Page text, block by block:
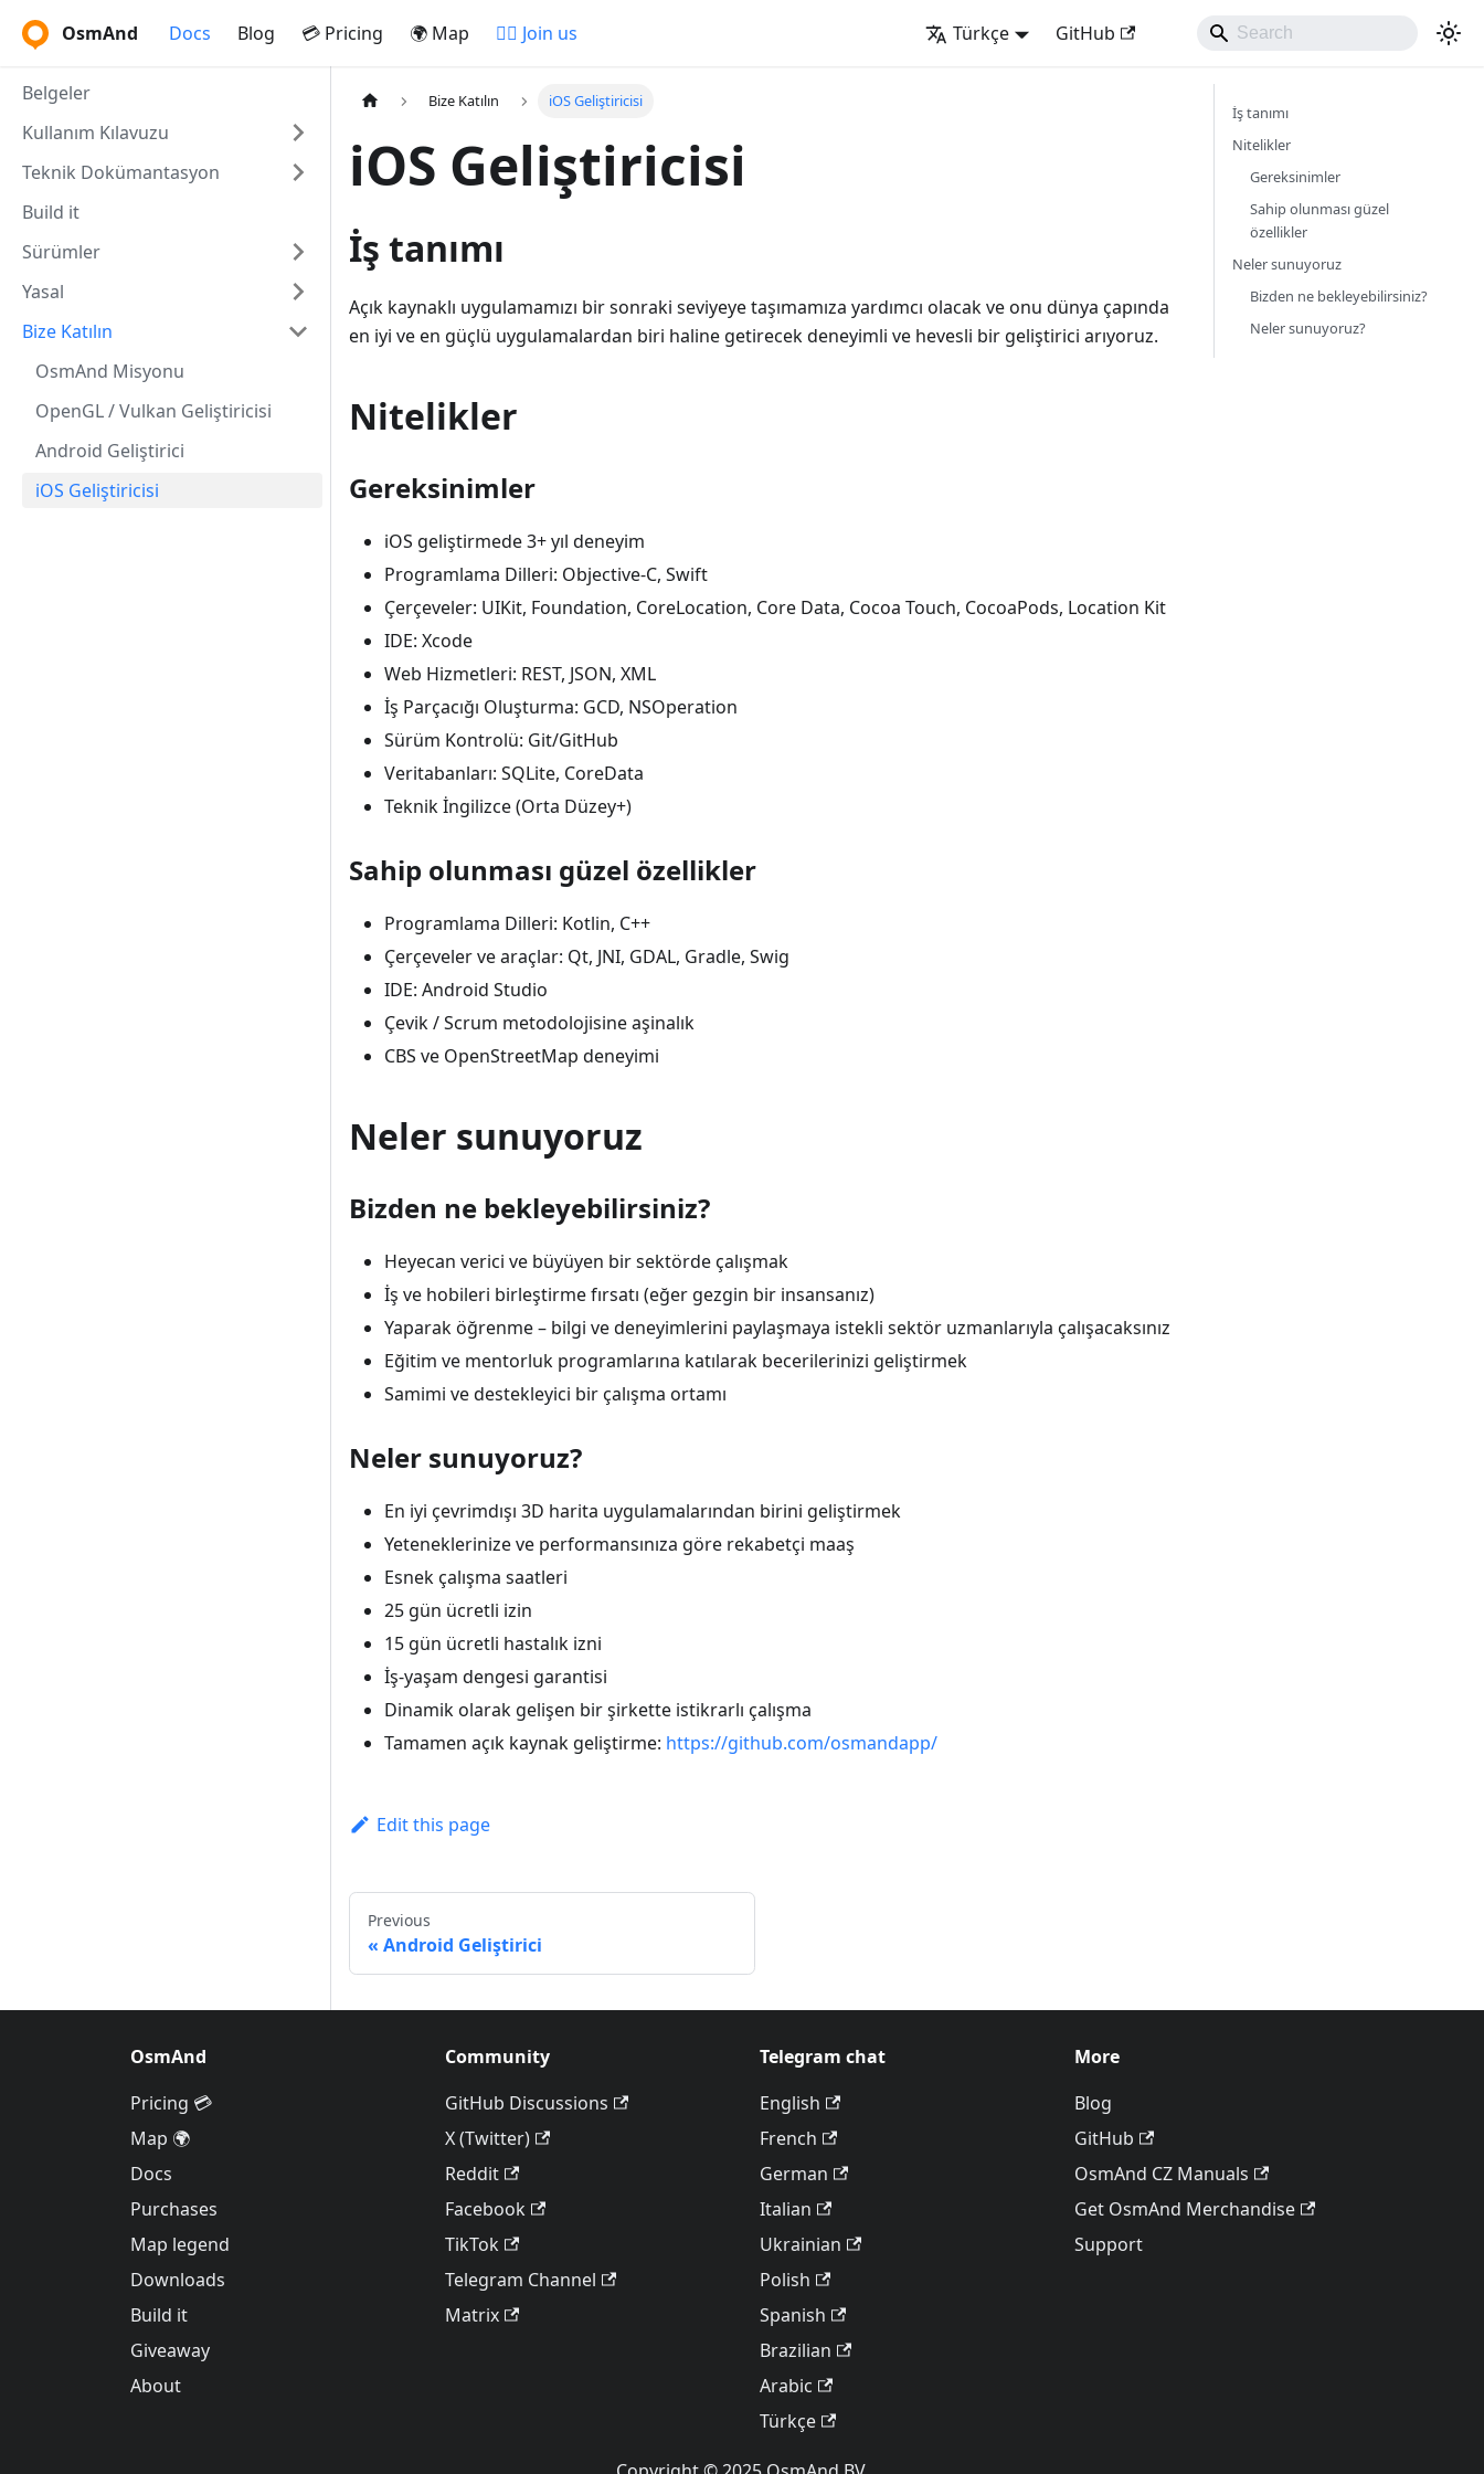
OsmAnd Docs Blog 💳 Pricing 🌍 Map 🚵‍♂️ Join us Türkçe GitHub
Belgeler
Kullanım Kılavuzu
Teknik Dokümantasyon
Build it
Sürümler
Yasal
Bize Katılın
OsmAnd Misyonu
OpenGL / Vulkan Geliştiricisi
Android Geliştirici
iOS Geliştiricisi
Bize Katılın iOS Geliştiricisi
iOS Geliştiricisi
İş tanımı
Açık kaynaklı uygulamamızı bir sonraki seviyeye taşımamıza yardımcı olacak ve onu dünya çapında
en iyi ve en güçlü uygulamalardan biri haline getirecek deneyimli ve hevesli bir geliştirici arıyoruz.
Nitelikler
Gereksinimler
iOS geliştirmede 3+ yıl deneyim
Programlama Dilleri: Objective-C, Swift
Çerçeveler: UIKit, Foundation, CoreLocation, Core Data, Cocoa Touch, CocoaPods, Location Kit
IDE: Xcode
Web Hizmetleri: REST, JSON, XML
İş Parçacığı Oluşturma: GCD, NSOperation
Sürüm Kontrolü: Git/GitHub
Veritabanları: SQLite, CoreData
Teknik İngilizce (Orta Düzey+)
Sahip olunması güzel özellikler
Programlama Dilleri: Kotlin, C++
Çerçeveler ve araçlar: Qt, JNI, GDAL, Gradle, Swig
IDE: Android Studio
Çevik / Scrum metodolojisine aşinalık
CBS ve OpenStreetMap deneyimi
Neler sunuyoruz
Bizden ne bekleyebilirsiniz?
Heyecan verici ve büyüyen bir sektörde çalışmak
İş ve hobileri birleştirme fırsatı (eğer gezgin bir insansanız)
Yaparak öğrenme – bilgi ve deneyimlerini paylaşmaya istekli sektör uzmanlarıyla çalışacaksınız
Eğitim ve mentorluk programlarına katılarak becerilerinizi geliştirmek
Samimi ve destekleyici bir çalışma ortamı
Neler sunuyoruz?
En iyi çevrimdışı 3D harita uygulamalarından birini geliştirmek
Yeteneklerinize ve performansınıza göre rekabetçi maaş
Esnek çalışma saatleri
25 gün ücretli izin
15 gün ücretli hastalık izni
İş-yaşam dengesi garantisi
Dinamik olarak gelişen bir şirkette istikrarlı çalışma
Tamamen açık kaynak geliştirme: https://github.com/osmandapp/
Edit this page
Previous
Android Geliştirici
İş tanımı
Nitelikler
Gereksinimler
Sahip olunması güzel
özellikler
Neler sunuyoruz
Bizden ne bekleyebilirsiniz?
Neler sunuyoruz?
OsmAnd
Pricing 💳
Map 🌍
Docs
Purchases
Map legend
Downloads
Build it
Giveaway
About
Community
GitHub Discussions
X (Twitter)
Reddit
Facebook
TikTok
Telegram Channel
Matrix
Telegram chat
English
French
German
Italian
Ukrainian
Polish
Spanish
Brazilian
Arabic
Türkçe
More
Blog
GitHub
OsmAnd CZ Manuals
Get OsmAnd Merchandise
Support